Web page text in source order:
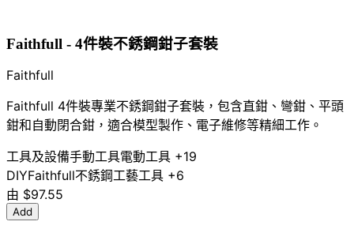
Faithfull - 4件裝不銹鋼鉗子套裝
Faithfull
Faithfull 4件裝專業不銹鋼鉗子套裝，包含直鉗、彎鉗、平頭
鉗和自動閉合鉗，適合模型製作、電子維修等精細工作。
工具及設備手動工具電動工具 +19
DIYFaithfull不銹鋼工藝工具 +6
由 $97.55
Add